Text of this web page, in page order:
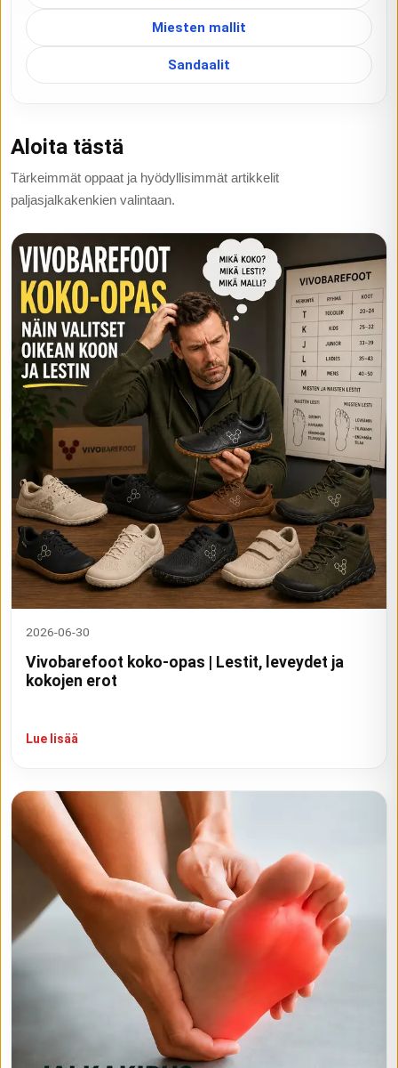
Miesten mallit
Sandaalit
Aloita tästä
Tärkeimmät oppaat ja hyödyllisimmät artikkelit
paljasjalkakenkien valintaan.
2026-06-30
Vivobarefoot koko-opas | Lestit, leveydet ja
kokojen erot
Lue lisää